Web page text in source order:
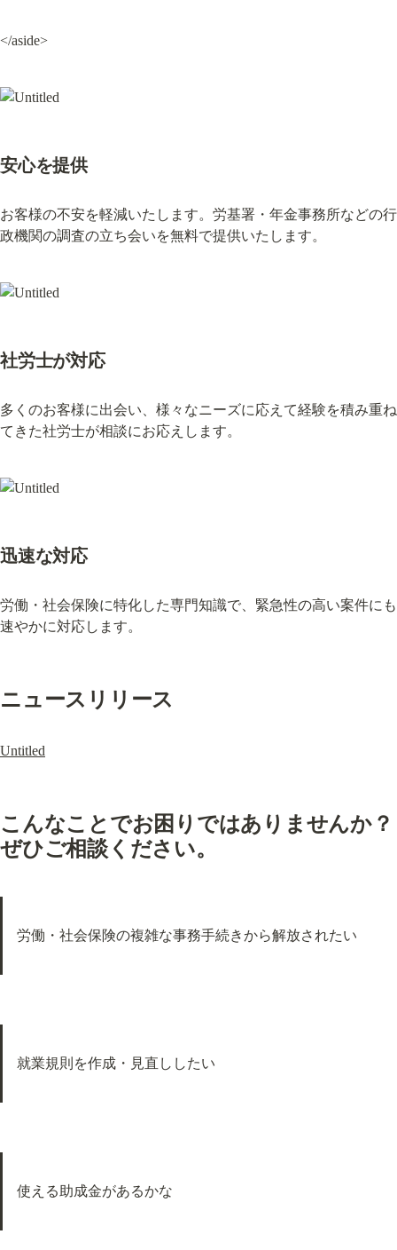
</aside>
安心を提供
お客様の不安を軽減いたします。労基署・年金事務所などの行
政機関の調査の立ち会いを無料で提供いたします。
社労士が対応
多くのお客様に出会い、様々なニーズに応えて経験を積み重ね
てきた社労士が相談にお応えします。
迅速な対応
労働・社会保険に特化した専門知識で、緊急性の高い案件にも
速やかに対応します。
ニュースリリース
Untitled
こんなことでお困りではありませんか？
ぜひご相談ください。
労働・社会保険の複雑な事務手続きから解放されたい
就業規則を作成・見直ししたい
使える助成金があるかな